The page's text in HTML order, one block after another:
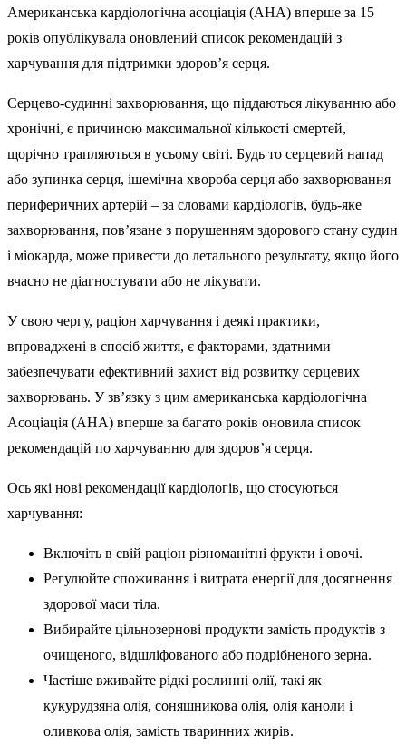
Американська кардіологічна асоціація (AHA) вперше за 15
років опублікувала оновлений список рекомендацій з
харчування для підтримки здоров’я серця.
Серцево-судинні захворювання, що піддаються лікуванню або
хронічні, є причиною максимальної кількості смертей,
щорічно трапляються в усьому світі. Будь то серцевий напад
або зупинка серця, ішемічна хвороба серця або захворювання
периферичних артерій – за словами кардіологів, будь-яке
захворювання, пов’язане з порушенням здорового стану судин
і міокарда, може привести до летального результату, якщо його
вчасно не діагностувати або не лікувати.
У свою чергу, раціон харчування і деякі практики,
впроваджені в спосіб життя, є факторами, здатними
забезпечувати ефективний захист від розвитку серцевих
захворювань. У зв’язку з цим американська кардіологічна
Асоціація (AHA) вперше за багато років оновила список
рекомендацій по харчуванню для здоров’я серця.
Ось які нові рекомендації кардіологів, що стосуються
харчування:
Включіть в свій раціон різноманітні фрукти і овочі.
Регулюйте споживання і витрата енергії для досягнення
здорової маси тіла.
Вибирайте цільнозернові продукти замість продуктів з
очищеного, відшліфованого або подрібненого зерна.
Частіше вживайте рідкі рослинні олії, такі як
кукурудзяна олія, соняшникова олія, олія каноли і
оливкова олія, замість тваринних жирів.